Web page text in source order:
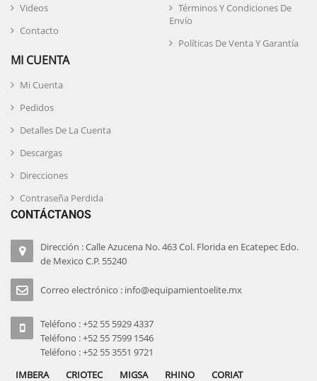
Videos
Contacto
Términos Y Condiciones De
Envío
Políticas De Venta Y Garantía
MI CUENTA
Mi Cuenta
Pedidos
Detalles De La Cuenta
Descargas
Direcciones
Contraseña Perdida
CONTÁCTANOS
Dirección : Calle Azucena No. 463 Col. Florida en Ecatepec Edo.
de Mexico C.P. 55240
Correo electrónico : info@equipamientoelite.mx
Teléfono : +52 55 5929 4337
Teléfono : +52 55 7599 1546
Teléfono : +52 55 3551 9721
IMBERA
CRIOTEC MIGSA RHINO CORIAT